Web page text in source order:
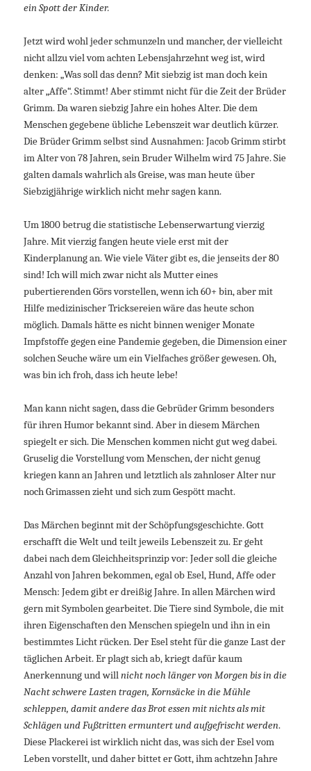
ein Spott der Kinder.
Jetzt wird wohl jeder schmunzeln und mancher, der vielleicht
nicht allzu viel vom achten Lebensjahrzehnt weg ist, wird
denken: „Was soll das denn? Mit siebzig ist man doch kein
alter „Affe“. Stimmt! Aber stimmt nicht für die Zeit der Brüder
Grimm. Da waren siebzig Jahre ein hohes Alter. Die dem
Menschen gegebene übliche Lebenszeit war deutlich kürzer.
Die Brüder Grimm selbst sind Ausnahmen: Jacob Grimm stirbt
im Alter von 78 Jahren, sein Bruder Wilhelm wird 75 Jahre. Sie
galten damals wahrlich als Greise, was man heute über
Siebzigjährige wirklich nicht mehr sagen kann.
Um 1800 betrug die statistische Lebenserwartung vierzig
Jahre. Mit vierzig fangen heute viele erst mit der
Kinderplanung an. Wie viele Väter gibt es, die jenseits der 80
sind! Ich will mich zwar nicht als Mutter eines
pubertierenden Görs vorstellen, wenn ich 60+ bin, aber mit
Hilfe medizinischer Tricksereien wäre das heute schon
möglich. Damals hätte es nicht binnen weniger Monate
Impfstoffe gegen eine Pandemie gegeben, die Dimension einer
solchen Seuche wäre um ein Vielfaches größer gewesen. Oh,
was bin ich froh, dass ich heute lebe!
Man kann nicht sagen, dass die Gebrüder Grimm besonders
für ihren Humor bekannt sind. Aber in diesem Märchen
spiegelt er sich. Die Menschen kommen nicht gut weg dabei.
Gruselig die Vorstellung vom Menschen, der nicht genug
kriegen kann an Jahren und letztlich als zahnloser Alter nur
noch Grimassen zieht und sich zum Gespött macht.
Das Märchen beginnt mit der Schöpfungsgeschichte. Gott
erschafft die Welt und teilt jeweils Lebenszeit zu. Er geht
dabei nach dem Gleichheitsprinzip vor: Jeder soll die gleiche
Anzahl von Jahren bekommen, egal ob Esel, Hund, Affe oder
Mensch: Jedem gibt er dreißig Jahre. In allen Märchen wird
gern mit Symbolen gearbeitet. Die Tiere sind Symbole, die mit
ihren Eigenschaften den Menschen spiegeln und ihn in ein
bestimmtes Licht rücken. Der Esel steht für die ganze Last der
täglichen Arbeit. Er plagt sich ab, kriegt dafür kaum
Anerkennung und willnicht noch länger von Morgen bis in die
Nacht schwere Lasten tragen, Kornsäcke in die Mühle
schleppen, damit andere das Brot essen mit nichts als mit
Schlägen und Fußtritten ermuntert und aufgefrischt werden.
Diese Plackerei ist wirklich nicht das, was sich der Esel vom
Leben vorstellt, und daher bittet er Gott, ihm achtzehn Jahre